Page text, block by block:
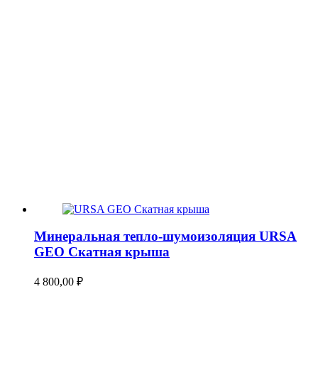
Минеральная тепло-шумоизоляция URSA
GEO Скатная крыша
4 800,00 ₽